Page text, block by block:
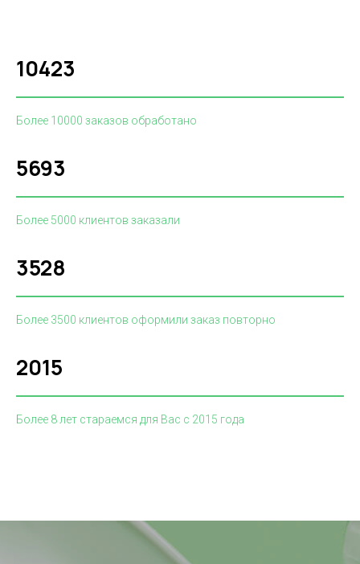
10423
Более 10000 заказов обработано
5693
Более 5000 клиентов заказали
3528
Более 3500 клиентов оформили заказ повторно
2015
Более 8 лет стараемся для Вас с 2015 года